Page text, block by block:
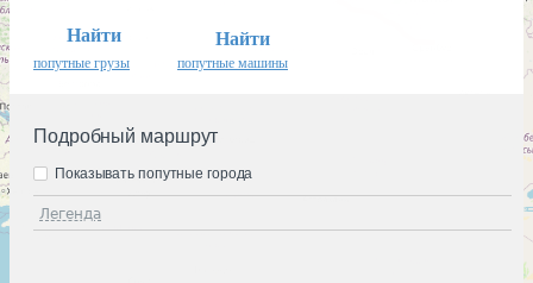
Найти
попутные грузы
Найти
попутные машины
Подробный маршрут
Легенда
Показывать попутные города